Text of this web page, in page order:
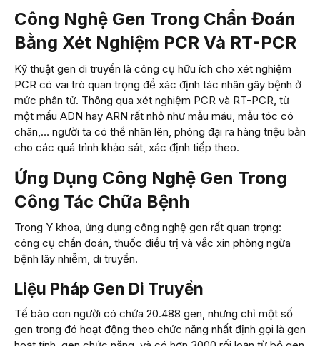
Công Nghệ Gen Trong Chẩn Đoán
Bằng Xét Nghiệm PCR Và RT-PCR
Kỹ thuật gen di truyền là công cụ hữu ích cho xét nghiệm
PCR có vai trò quan trọng để xác định tác nhân gây bệnh ở
mức phân tử. Thông qua xét nghiệm PCR và RT-PCR, từ
một mẩu ADN hay ARN rất nhỏ như mẫu máu, mẫu tóc có
chân,… người ta có thể nhân lên, phóng đại ra hàng triệu bản
cho các quá trình khảo sát, xác định tiếp theo.
Ứng Dụng Công Nghệ Gen Trong
Công Tác Chữa Bệnh
Trong Y khoa, ứng dụng công nghệ gen rất quan trọng:
công cụ chẩn đoán, thuốc điều trị và vắc xin phòng ngừa
bệnh lây nhiễm, di truyền.
Liệu Pháp Gen Di Truyền
Tế bào con người có chứa 20.488 gen, nhưng chỉ một số
gen trong đó hoạt động theo chức năng nhất định gọi là gen